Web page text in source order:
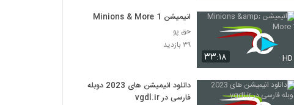
۳۳:۱۸ HD
انیمیشن Minions & More 1
حق پو
۳۹ بازدید
دانلود انیمیشن های 2023 دوبله
فارسی در vgdl.ir